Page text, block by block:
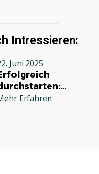
Intressieren:
Juni 2025
Erfahren